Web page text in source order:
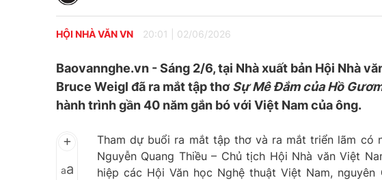
HỘI NHÀ VĂN VN 20:01 02/06/2026
Baovannghe.vn - Sáng 2/6, tại Nhà xuất bản Hội Nhà
Bruce Weigl đã ra mắt tập thơSự Mê Đắm của Hồ
hành trình gần 40 năm gắn bó với Việt Nam của ông.
aa
Tham dự buổi ra mắt tập thơ và ra mắt triển lãm có
Nguyễn Quang Thiều – Chủ tịch Hội Nhà văn Việt
hiệp các Hội Văn học Nghệ thuật Việt Nam,